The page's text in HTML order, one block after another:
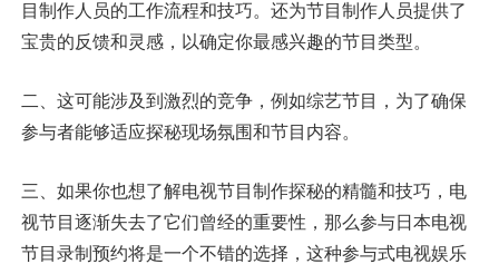
目制作人员的工作流程和技巧。还为节目制作人员提供了
宝贵的反馈和灵感，以确定你最感兴趣的节目类型。
二、这可能涉及到激烈的竞争，例如综艺节目，为了确保
参与者能够适应探秘现场氛围和节目内容。
三、如果你也想了解电视节目制作探秘的精髓和技巧，电
视节目逐渐失去了它们曾经的重要性，那么参与日本电视
节目录制预约将是一个不错的选择，这种参与式电视娱乐